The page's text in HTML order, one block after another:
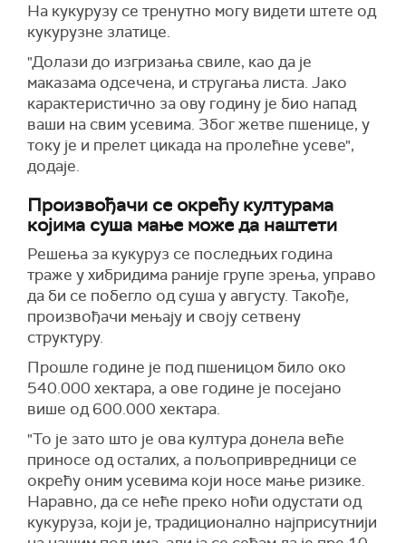
На кукурузу се тренутно могу видети штете од
кукурузне златице.
"Долази до изгризања свиле, као да је
маказама одсечена, и стругања листа. Јако
карактеристично за ову годину је био напад
ваши на свим усевима. Због жетве пшенице, у
току је и прелет цикада на пролећне усеве",
додаје.
Произвођачи се окрећу културама
којима суша мање може да наштети
Решења за кукуруз се последњих година
траже у хибридима раније групе зрења, управо
да би се побегло од суша у августу. Такође,
произвођачи мењају и своју сетвену
структуру.
Прошле године је под пшеницом било око
540.000 хектара, а ове године је посејано
више од 600.000 хектара.
"То је зато што је ова култура донела веће
приносе од осталих, а пољопривредници се
окрећу оним усевима који носе мање ризике.
Наравно, да се неће преко ноћи одустати од
кукуруза, који је, традиционално најприсутнији